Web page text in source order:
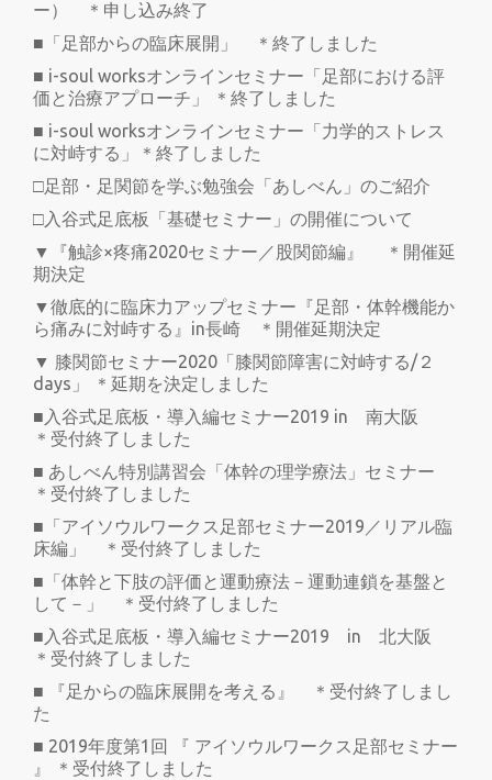
ー） ＊申し込み終了
■「足部からの臨床展開」 ＊終了しました
■ i-soul worksオンラインセミナー「足部における評
価と治療アプローチ」 ＊終了しました
■ i-soul worksオンラインセミナー「力学的ストレス
に対峙する」＊終了しました
□足部・足関節を学ぶ勉強会「あしべん」のご紹介
□入谷式足底板「基礎セミナー」の開催について
▼『触診×疼痛2020セミナー／股関節編』 ＊開催延
期決定
▼徹底的に臨床力アップセミナー『足部・体幹機能か
ら痛みに対峙する』in長崎 ＊開催延期決定
▼ 膝関節セミナー2020「膝関節障害に対峙する/２
days」 ＊延期を決定しました
■入谷式足底板・導入編セミナー2019 in 南大阪
＊受付終了しました
■ あしべん特別講習会「体幹の理学療法」セミナー
＊受付終了しました
■「アイソウルワークス足部セミナー2019／リアル臨
床編」 ＊受付終了しました
■「体幹と下肢の評価と運動療法－運動連鎖を基盤と
して－」 ＊受付終了しました
■入谷式足底板・導入編セミナー2019 in 北大阪
＊受付終了しました
■ 『足からの臨床展開を考える』 ＊受付終了しまし
た
■ 2019年度第1回 『 アイソウルワークス足部セミナー
』 ＊受付終了しました